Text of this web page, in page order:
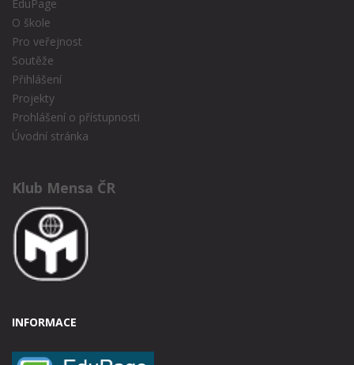
EduPage
O škole
Pro veřejnost
Soutěže
Přihlášení
Projekty
Prohlášení o přístupnosti
Úvodní stránka
Klub Mensa ČR
INFORMACE